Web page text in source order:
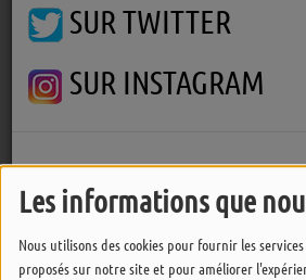
Les informations que
Nous utilisons des cookies pour fournir les
proposés sur notre site et pour améliorer
Podcasts J'vous Dis Pas Ile d'Yeu : Le groupe
Ile d'Yeu : Le
Inattendus en
avril
SUR TWITTER
SUR INSTAGRAM